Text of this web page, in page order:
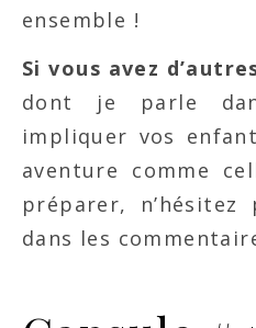
ensemble !
Si vous avez
dont je parle
impliquer vos
aventure comme
préparer,
dans les